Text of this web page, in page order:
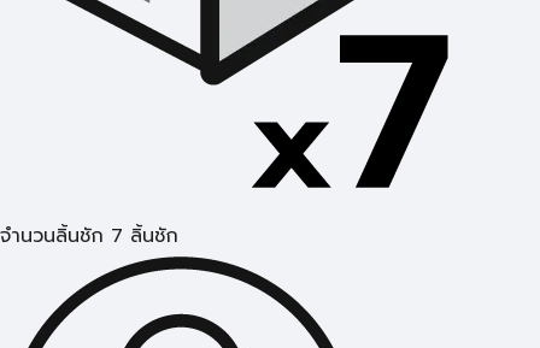
จำนวนลิ้นชัก 7 ลิ้นชัก